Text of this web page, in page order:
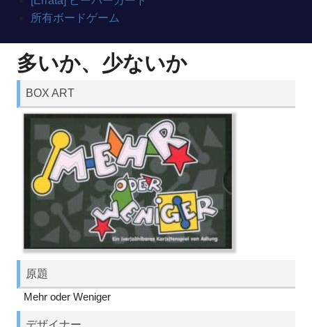
所有ボードゲーム
多いか、少ないか
BOX ART
原題
Mehr oder Weniger
デザイナー